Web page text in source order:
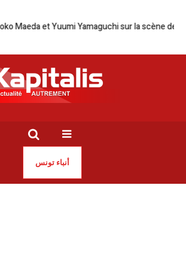
et Yuumi Yamaguchi sur la scène de
أنباء تونس